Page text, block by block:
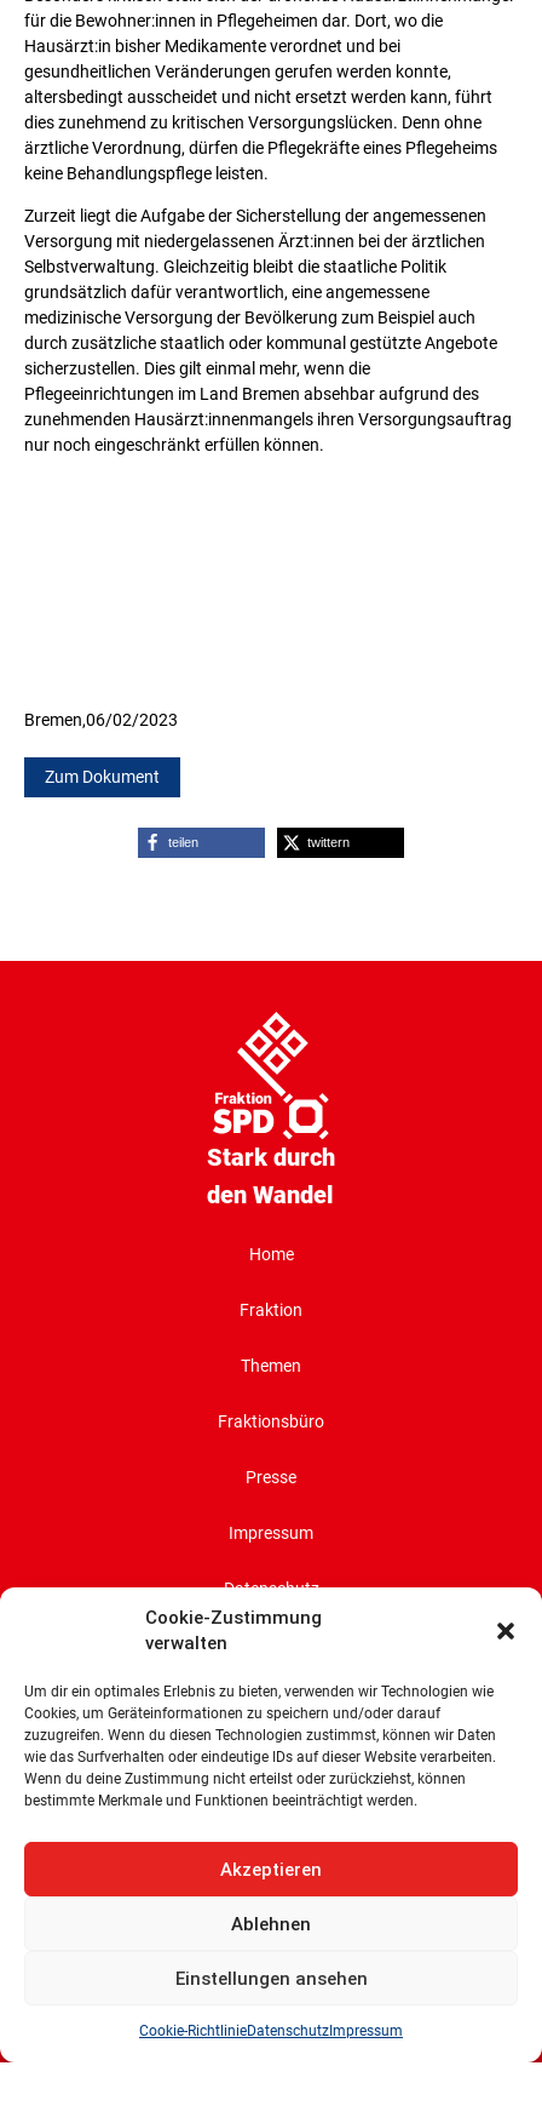
Cookie-Zustimmung
verwalten
Um dir ein optimales Erlebnis zu bieten, verwenden wir Technologien wie
Cookies, um Geräteinformationen zu speichern und/oder darauf
zuzugreifen. Wenn du diesen Technologien zustimmst, können wir Daten
wie das Surfverhalten oder eindeutige IDs auf dieser Website verarbeiten.
Wenn du deine Zustimmung nicht erteilst oder zurückziehst, können
bestimmte Merkmale und Funktionen beeinträchtigt werden.
Akzeptieren
Ablehnen
Einstellungen ansehen
Cookie-RichtlinieDatenschutz Impressum
für die Bewohner:innen in Pflegeheimen dar. Dort, wo die
Hausärzt:in bisher Medikamente verordnet und bei
gesundheitlichen Veränderungen gerufen werden konnte,
altersbedingt ausscheidet und nicht ersetzt werden kann, führt
dies zunehmend zu kritischen Versorgungslücken. Denn ohne
ärztliche Verordnung, dürfen die Pflegekräfte eines Pflegeheims
keine Behandlungspflege leisten.
Zurzeit liegt die Aufgabe der Sicherstellung der angemessenen
Versorgung mit niedergelassenen Ärzt:innen bei der ärztlichen
Selbstverwaltung. Gleichzeitig bleibt die staatliche Politik
grundsätzlich dafür verantwortlich, eine angemessene
medizinische Versorgung der Bevölkerung zum Beispiel auch
durch zusätzliche staatlich oder kommunal gestützte Angebote
sicherzustellen. Dies gilt einmal mehr, wenn die
Pflegeeinrichtungen im Land Bremen absehbar aufgrund des
zunehmenden Hausärzt:innenmangels ihren Versorgungsauftrag
nur noch eingeschränkt erfüllen können.
Bremen,06/02/2023
Zum Dokument
teilen twittern
Stark durch
den Wandel
Home
Fraktion
Themen
Fraktionsbüro
Presse
Impressum
Datenschutz
Cookie-Richtlinie (EU)
SPD-Bürgerschaftsfraktion
Land Bremen
Wachtstraße 27/29
28195 Bremen
Tel: 0421 336 77 0
E-Mail: info@spd-fraktion-bremen.de